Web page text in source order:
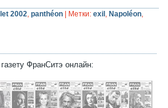
2002,panthéon Метки: exil , Napoléon,
ФранСитэ онлайн: